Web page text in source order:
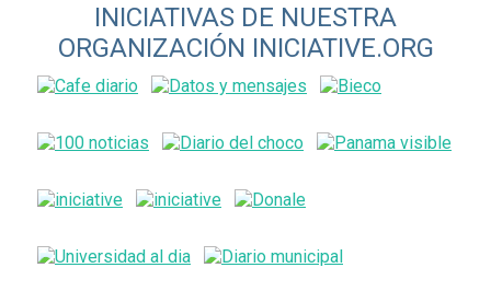
INICIATIVAS DE NUESTRA
ORGANIZACIÓN INICIATIVE.ORG